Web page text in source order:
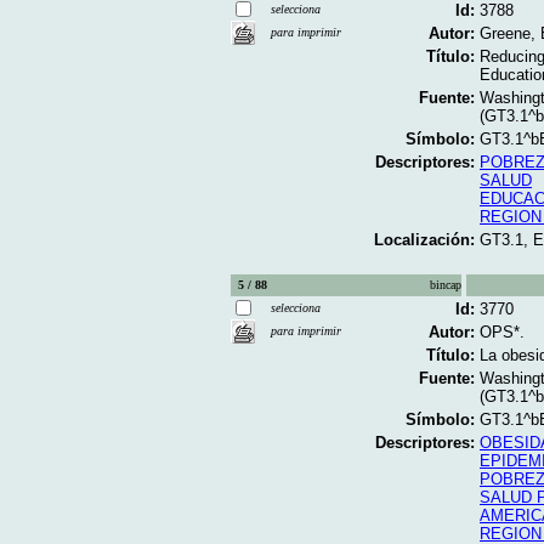
selecciona
para imprimir
Id: 3788
Autor: Greene,
Título:
Fuente:
Símbolo:
Descriptores:
SALUD
Localización: GT3.1,
5 / 88
bincap
selecciona
para imprimir
Id: 3770
Autor: OPS*.
Título: La
Fuente:
Símbolo:
Descriptores:
SALUD